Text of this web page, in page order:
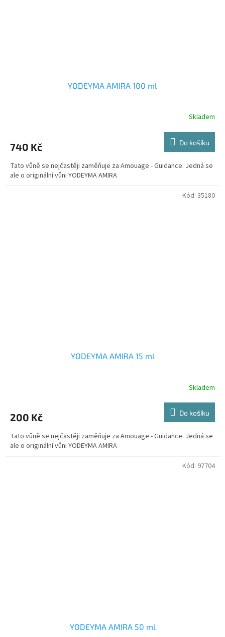
YODEYMA AMIRA 100 ml
Skladem
740 Kč Do košíku
Tato vůně se nejčastěji zaměňuje za Amouage - Guidance. Jedná se
ale o originální vůni YODEYMA AMIRA
YODEYMA AMIRA 15 ml
Skladem
200 Kč Do košíku
Tato vůně se nejčastěji zaměňuje za Amouage - Guidance. Jedná se
ale o originální vůni YODEYMA AMIRA
Kód: 35180
YODEYMA AMIRA 50 ml
Kód: 97704